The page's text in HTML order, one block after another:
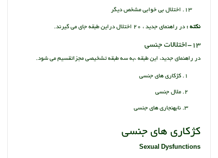
اختلال بی خوابی مشخص دیگر
نکته : در راهنمای جدید ، 20 اختلال دراین طبقه جای می گیرند.
13-اختلالات جنسی
در راهنمای جدید، این طبقه ،به سه طبقه تشخیصی مجزاتقسیم می شود.
کژکاری های جنسی
ملال جنسی
نابهنجاری های جنسی
کژکاری های جنسی
Sexual Dysfunctions